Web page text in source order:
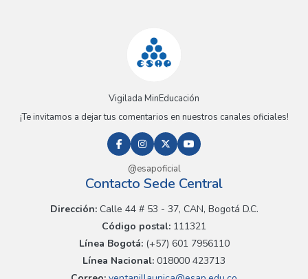
Vigilada MinEducación
¡Te invitamos a dejar tus comentarios en nuestros canales oficiales!
@esapoficial
Contacto Sede Central
Dirección:Calle 44 # 53 - 37, CAN, Bogotá D.C.
Código postal: 111321
Línea Bogotá:(+57) 601 7956110
Línea Nacional: 018000 423713